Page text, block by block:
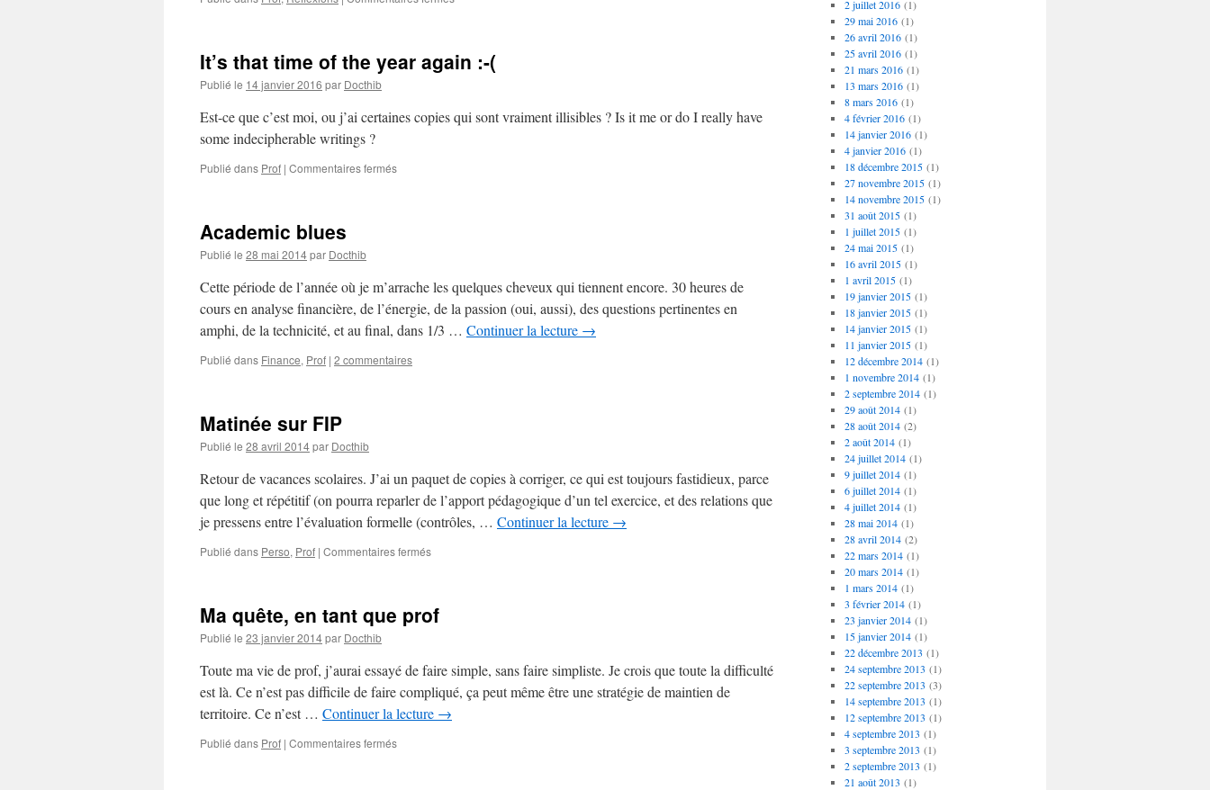
It’s that time of the year again :-(
Publié le 14 janvier 2016 par Docthib
Est-ce que c’est moi, ou j’ai certaines copies qui sont vraiment illisibles ? Is it me or do I really have
some indecipherable writings ?
Publié dans Prof | Commentaires ferméssur
again
:-
(
Academic blues
Publié le 28 mai 2014par Docthib
Cette période de l’année où je m’arrache les quelques cheveux qui tiennent encore. 30 heures de
cours en analyse financière, de l’énergie, de la passion (oui, aussi), des questions pertinentes en
amphi, de la technicité, et au final, dans 1/3 … Continuer la lecture →
Publié dans Finance, Prof | 2 commentaires
Matinée sur FIP
Publié le 28 avril 2014par Docthib
Retour de vacances scolaires. J’ai un paquet de copies à corriger, ce qui est toujours fastidieux, parce
que long et répétitif (on pourra reparler de l’apport pédagogique d’un tel exercice, et des relations que
je pressens entre l’évaluation formelle (contrôles, … Continuer la lecture →
Publié dans Perso, Prof | Commentaires ferméssur
Ma quête, en tant que prof
Publié le 23 janvier 2014par Docthib
Toute ma vie de prof, j’aurai essayé de faire simple, sans faire simpliste. Je crois que toute la difficulté
est là. Ce n’est pas difficile de faire compliqué, ça peut même être une stratégie de maintien de
territoire. Ce n’est … Continuer la lecture →
Publié dans Prof | Commentaires ferméssur
2 juillet 2016(1)
29 mai 2016(1)
26 avril 2016(1)
25 avril 2016(1)
21 mars 2016(1)
13 mars 2016(1)
8 mars 2016(1)
4 février 2016(1)
14 janvier 2016(1)
4 janvier 2016(1)
18 décembre 2015(1)
27 novembre 2015(1)
14 novembre 2015(1)
31 août 2015(1)
1 juillet 2015(1)
24 mai 2015(1)
16 avril 2015(1)
1 avril 2015(1)
19 janvier 2015(1)
18 janvier 2015(1)
14 janvier 2015(1)
11 janvier 2015(1)
12 décembre 2014(1)
1 novembre 2014(1)
2 septembre 2014(1)
29 août 2014(1)
28 août 2014(2)
2 août 2014(1)
24 juillet 2014(1)
9 juillet 2014(1)
6 juillet 2014(1)
4 juillet 2014(1)
28 mai 2014(1)
28 avril 2014(2)
22 mars 2014(1)
20 mars 2014(1)
1 mars 2014(1)
3 février 2014(1)
23 janvier 2014(1)
15 janvier 2014(1)
22 décembre 2013 (1)
24 septembre 2013 (1)
22 septembre 2013 (3)
14 septembre 2013 (1)
12 septembre 2013 (1)
4 septembre 2013 (1)
3 septembre 2013 (1)
2 septembre 2013 (1)
21 août 2013 (1)